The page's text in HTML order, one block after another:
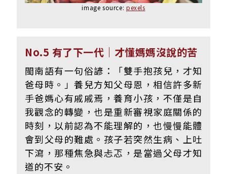
image source: pexels
No.5 有了下一代｜才懂媽媽沒說的苦
閩南語有一句俗諺：「雙手抱孩兒，才知
爸母時。」養兒方知父母恩，相信許多新
手爸媽心有戚戚焉，養育小孩，不僅是自
我觀念的轉變，也是重新審視家庭關係的
時刻，以前認為不能理解的，也慢慢能體
會到父母的難處。孩子若突然生病、上吐
下瀉，那種焦急與忐忑，是當過父母才知
道的不安。